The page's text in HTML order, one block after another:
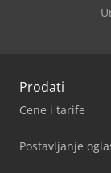
Okuma Mb-
Prodati
Cene i tarife
Postavljanje